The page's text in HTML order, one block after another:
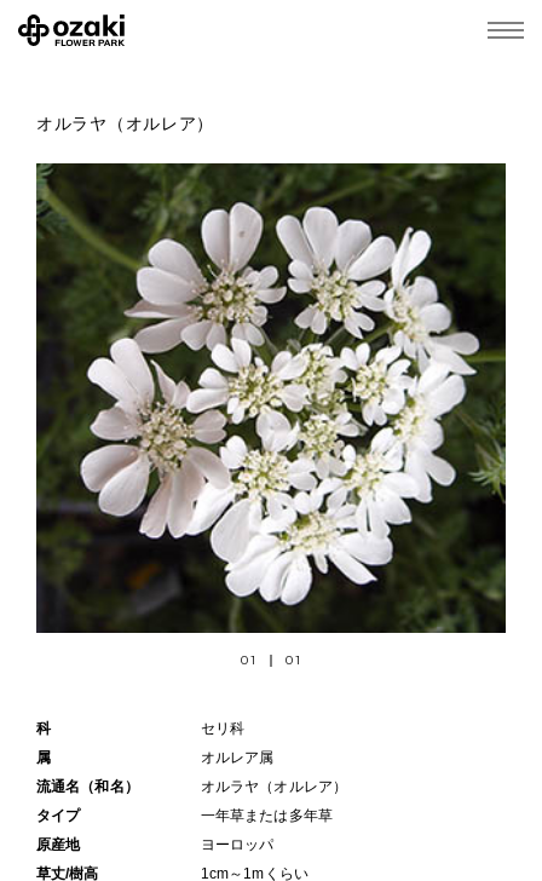
オルラヤ（オルレア）
01 01
科
セリ科
属
オルレア属
流通名（和名）
オルラヤ（オルレア）
タイプ
一年草または多年草
原産地
ヨーロッパ
草丈/樹高
1cm～1mくらい